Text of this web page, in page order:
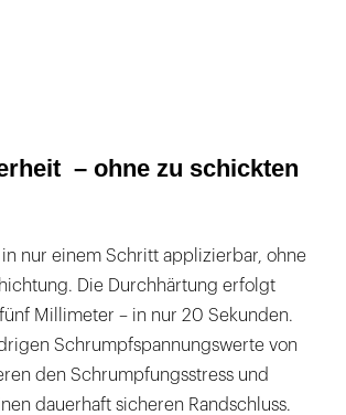
– ohne zu schickten
in nur einem Schritt applizierbar, ohne
Die Durchhärtung erfolgt
Millimeter – in nur 20 Sekunden.
Schrumpfspannungswerte von
den Schrumpfungsstress und
dauerhaft sicheren Randschluss.